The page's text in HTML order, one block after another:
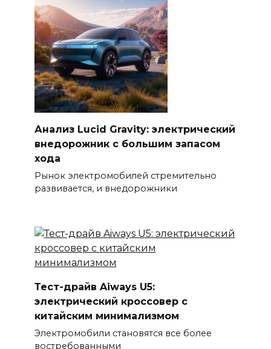
Анализ Lucid Gravity: электрический
внедорожник с большим запасом
хода
Рынок электромобилей стремительно
развивается, и внедорожники
Тест-драйв Aiways U5:
электрический кроссовер с
китайским минимализмом
Электромобили становятся все более
востребованными